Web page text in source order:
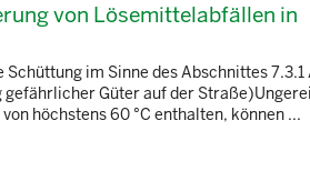
von Lösemittelabfällen in
im Sinne des Abschnittes 7.3.1
Güter auf der
höchstens 60 °C enthalten, können ...